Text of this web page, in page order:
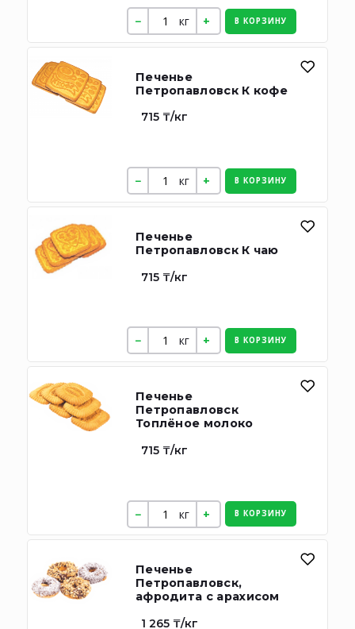
кг В КОРЗИНУ
Печенье
Петропавловск К кофе
715 ₸/кг
кг В КОРЗИНУ
Печенье
Петропавловск К чаю
715 ₸/кг
кг В КОРЗИНУ
Печенье
Петропавловск
Топлёное молоко
715 ₸/кг
кг В КОРЗИНУ
Печенье
Петропавловск,
афродита с арахисом
1 265 ₸/кг